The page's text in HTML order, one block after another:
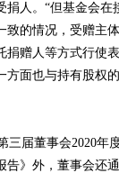
捐人。“但基金会在
致的情况，受赠主
捐赠人等方式行使
方面也与持有股权
届董事会2020年
告》外，董事会还